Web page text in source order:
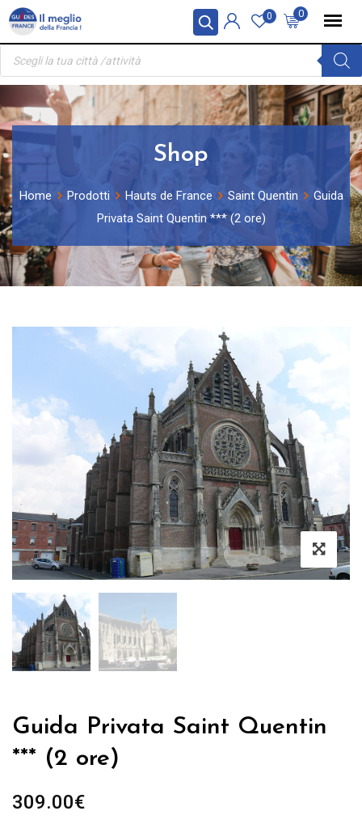
Pannello di gestione dei cookies
Skip
content
0
0
Ricerca
prodotti
Shop
Home Prodotti Hauts de France Saint Quentin
Guida
Privata Saint Quentin *** (2 ore)
Guida Privata Saint Quentin
*** (2 ore)
309.00€